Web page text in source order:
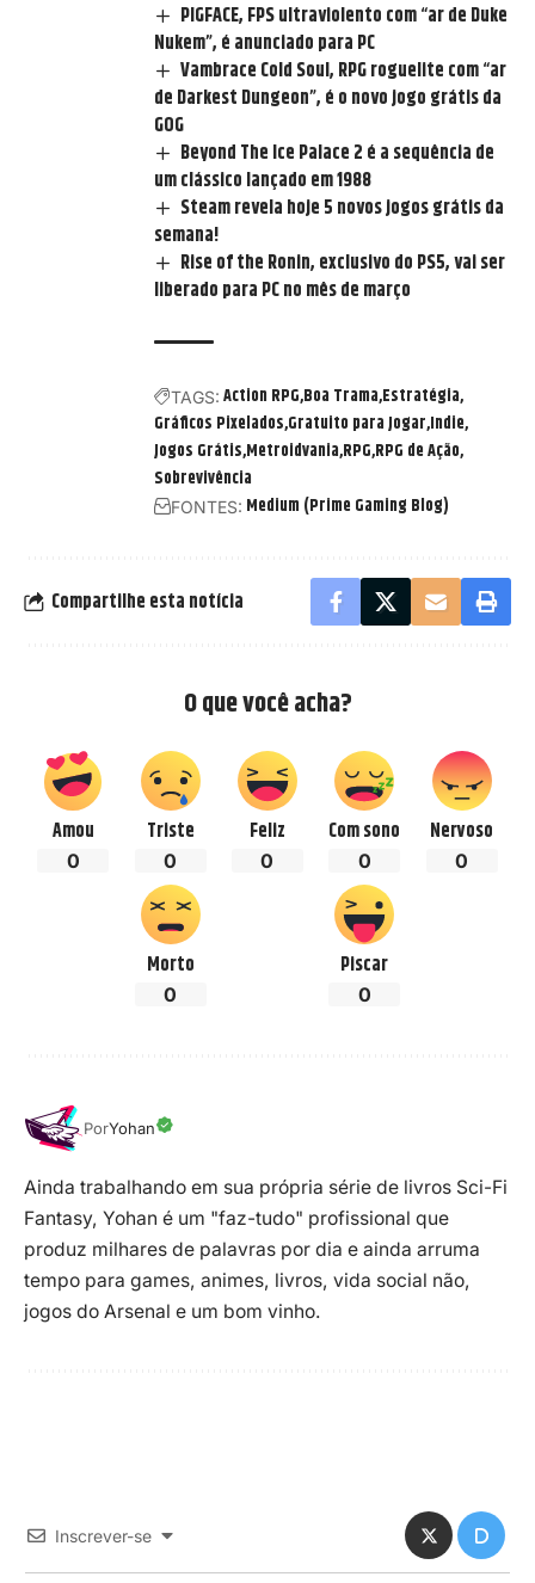
PIGFACE, FPS ultraviolento com “ar de Duke
Nukem”, é anunciado para PC
Vambrace Cold Soul, RPG roguelite com “ar
de Darkest Dungeon”, é o novo jogo grátis da
GOG
Beyond The Ice Palace 2 é a sequência de
um clássico lançado em 1988
Steam revela hoje 5 novos jogos grátis da
semana!
Rise of the Ronin, exclusivo do PS5, vai ser
liberado para PC no mês de março
TAGS: Action RPG Boa Trama Estratégia
Gráficos Pixelados Gratuito para Jogar Indie
Jogos Grátis Metroidvania RPG RPG de Ação
Sobrevivência
FONTES: Medium (Prime Gaming Blog)
Compartilhe esta notícia
O que você acha?
Amou
0
Triste
0
Feliz
0
Com sono
0
Nervoso
0
Morto
0
Piscar
0
PorYohan
Ainda trabalhando em sua própria série de livros Sci-Fi
Fantasy, Yohan é um "faz-tudo" profissional que
produz milhares de palavras por dia e ainda arruma
tempo para games, animes, livros, vida social não,
jogos do Arsenal e um bom vinho.
Inscrever-se